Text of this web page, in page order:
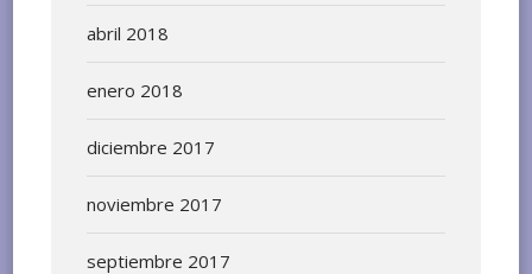
abril 2018
enero 2018
diciembre 2017
noviembre 2017
septiembre 2017